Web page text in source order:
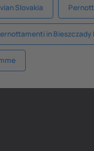
Slovakia
in Bieszczady